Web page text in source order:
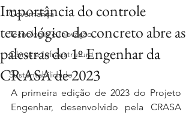
Governança
Tecnologia e Inovação
Obras e Infraestrutura
Sustentabilidade
Importância do controle
tecnológico do concreto abre as
palestras do 1º Engenhar da
CRASA de 2023
A primeira edição de 2023 do Projeto
Engenhar, desenvolvido pela CRASA